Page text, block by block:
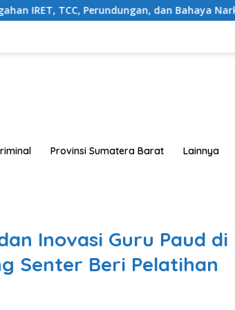
Narkoba di Bungo, Gubernur Al
Provinsi Sumatera Barat Lainnya
Inovasi Guru Paud di
Senter Beri Pelatihan